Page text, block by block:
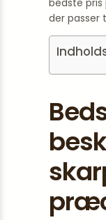
bedste
der passer